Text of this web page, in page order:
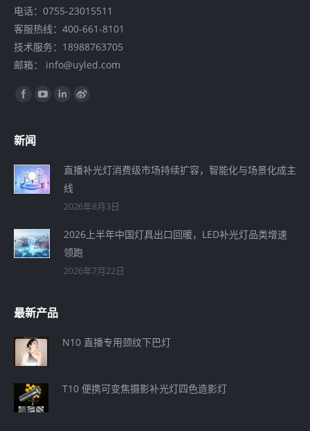
电话：0755-23015511
客服热线：400-661-8101
技术服务：18988763705
邮箱： info@uyled.com
找到我们：
FacebookYouTubeLinkedinWeibo
新闻
直播补光灯消费级市场持续扩容，智能化与场景化成主
线
2026年8月3日
2026上半年中国灯具出口回暖，LED补光灯品类增速
领跑
2026年7月22日
最新产品
N10 直播专用颈纹下巴灯
T10 便携可变焦摄影补光灯四色造影灯